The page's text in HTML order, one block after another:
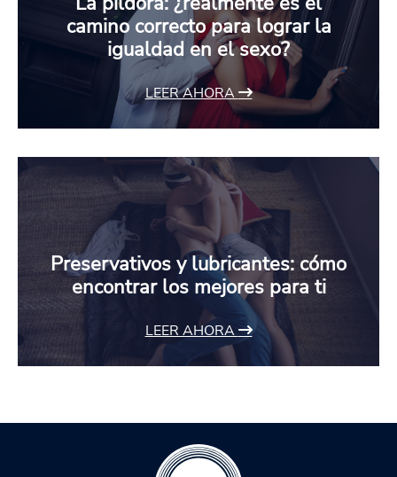
camino correcto para lograr la
igualdad en el sexo?
LEER AHORA
Preservativos y lubricantes: cómo
encontrar los mejores para ti
LEER AHORA